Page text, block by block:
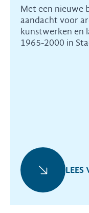
Met een nieuwe
aandacht voor
kunstwerken en
1965-2000 in
LEES